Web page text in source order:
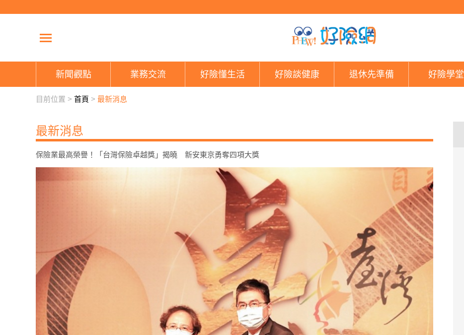
新聞觀點 業務交流 好險懂生活 好險談健康 退休先準備 好險學堂
目前位置 > 首頁 > 最新消息
最新消息
保險業最高榮譽！「台灣保險卓越獎」揭曉 新安東京勇奪四項大獎